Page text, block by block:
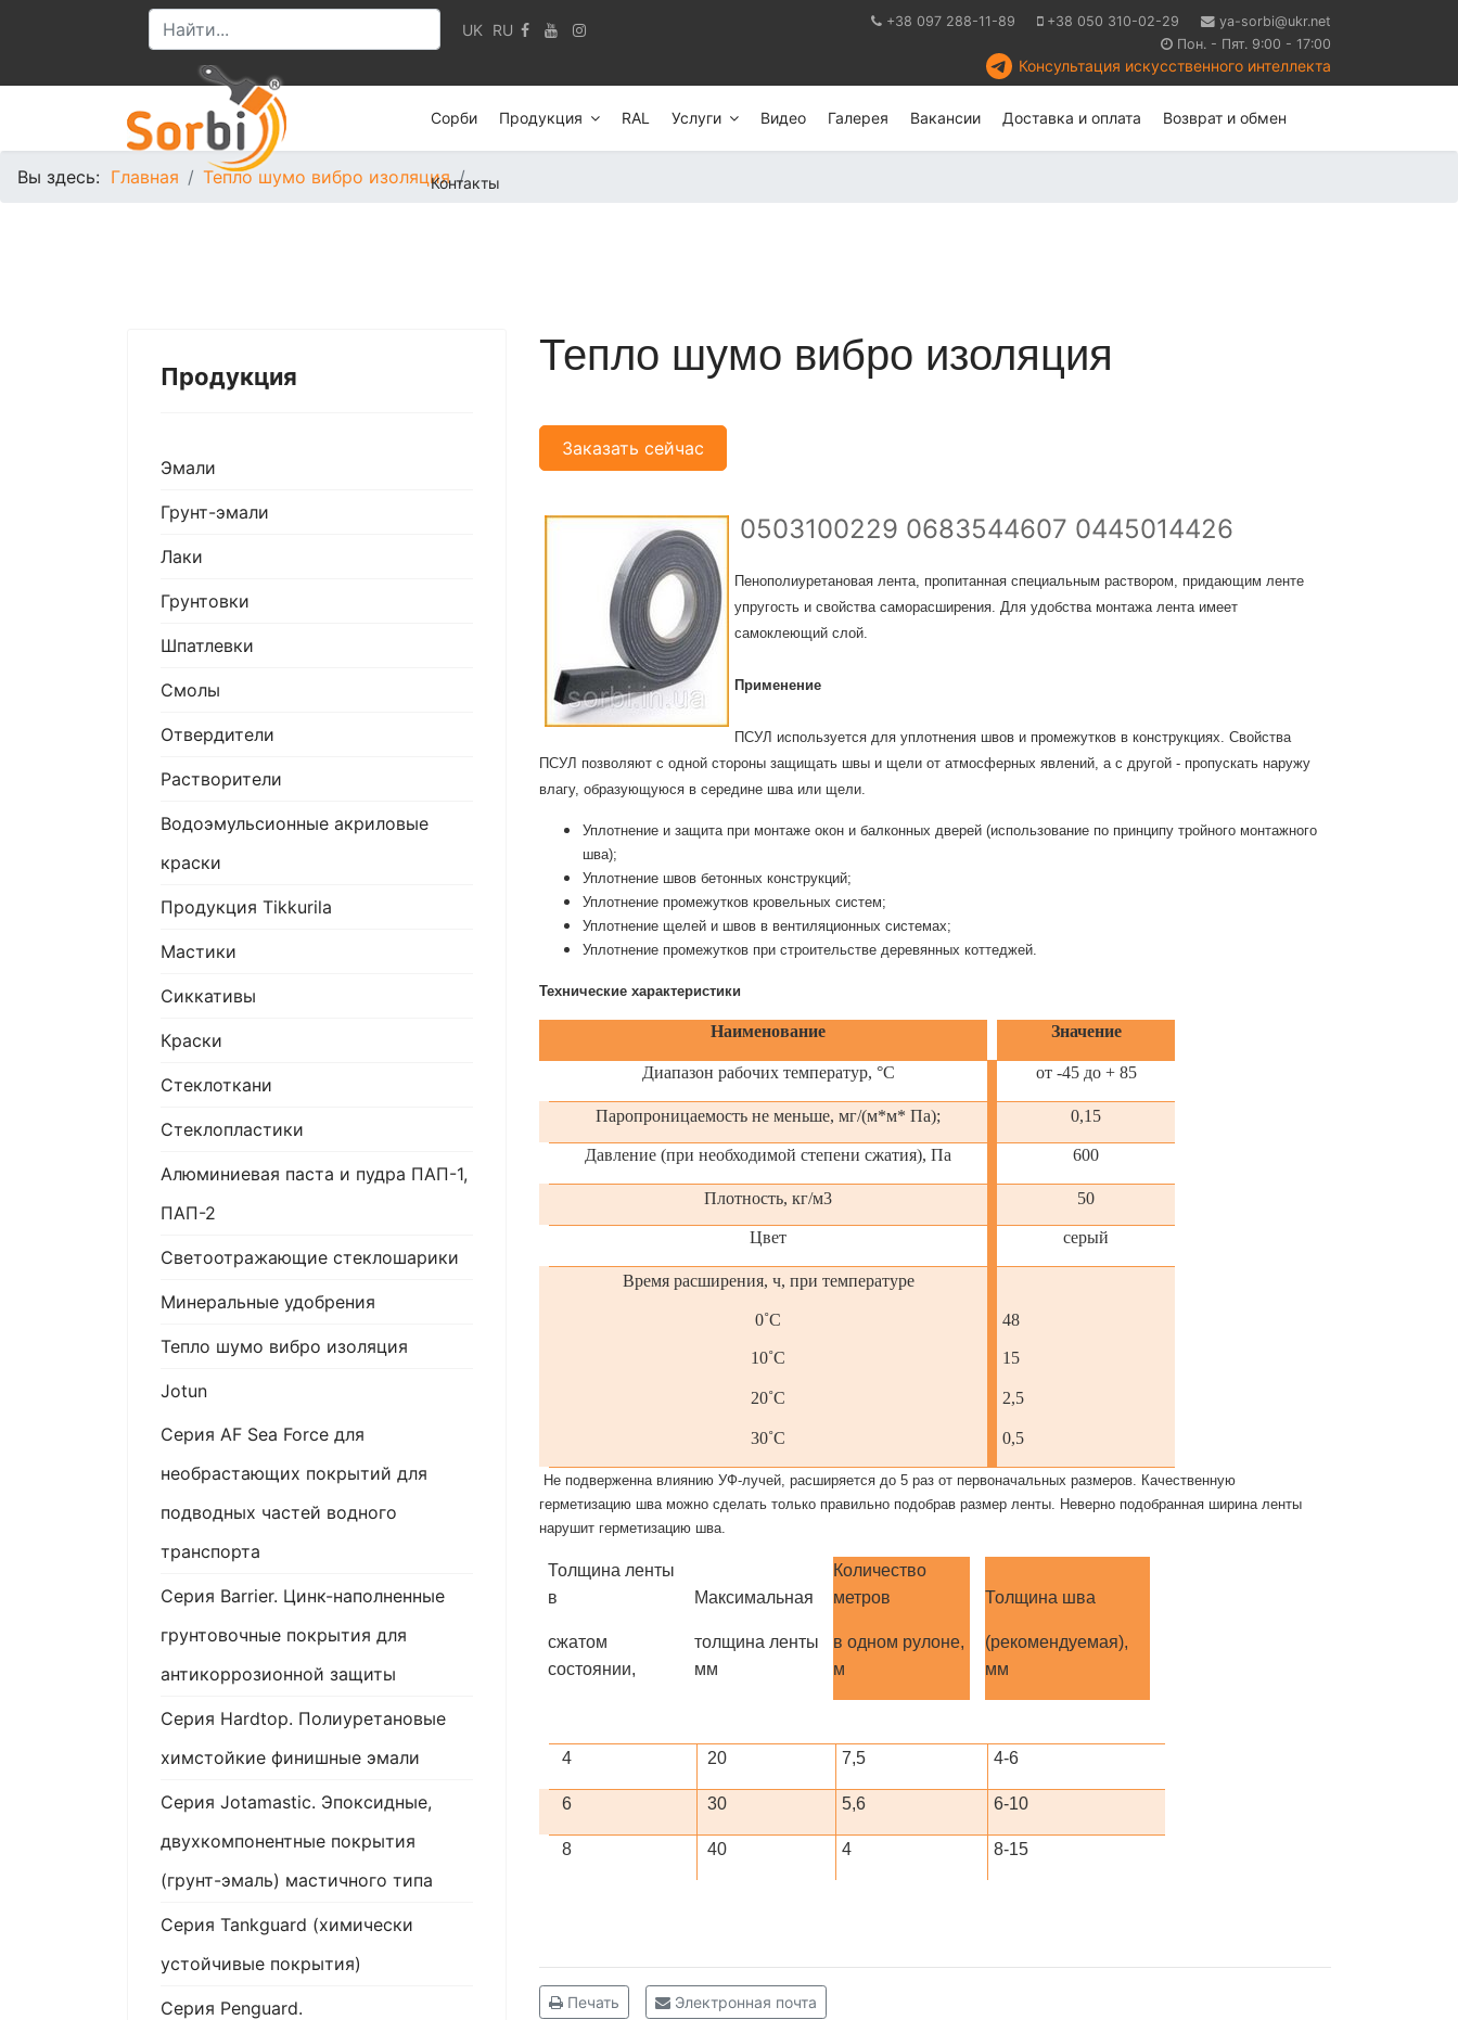
UK RU +38 097 288-11-89 +38 050 310-02-29
ya-sorbi@ukr.net
Пон. - Пят. 9:00 - 17:00
Консультация искусственного интеллекта
Сорби Продукция RAL Услуги Видео Галерея Вакансии Доставка и оплата Возврат и обмен
Контакты
Вы здесь: Главная Тепло шумо вибро изоляция
Продукция
Эмали
Грунт-эмали
Лаки
Грунтовки
Шпатлевки
Смолы
Отвердители
Растворители
Водоэмульсионные акриловые
краски
Продукция Tikkurila
Мастики
Сиккативы
Краски
Стеклоткани
Стеклопластики
Алюминиевая паста и пудра ПАП-1,
ПАП-2
Светоотражающие стеклошарики
Минеральные удобрения
Тепло шумо вибро изоляция
Jotun
Серия AF Sea Force для
необрастающих покрытий для
подводных частей водного
транспорта
Серия Barrier. Цинк-наполненные
грунтовочные покрытия для
антикоррозионной защиты
Серия Hardtop. Полиуретановые
химстойкие финишные эмали
Серия Jotamastic. Эпоксидные,
двухкомпонентные покрытия
(грунт-эмаль) мастичного типа
Серия Tankguard (химически
устойчивые покрытия)
Серия Penguard.
Тепло шумо вибро изоляция
Заказать сейчас
0503100229 0683544607 0445014426
Пенополиуретановая лента, пропитанная специальным раствором, придающим ленте
упругость и свойства саморасширения. Для удобства монтажа лента имеет
самоклеющий слой.
Применение
ПСУЛ используется для уплотнения швов и промежутков в конструкциях. Свойства
ПСУЛ позволяют с одной стороны защищать швы и щели от атмосферных явлений, а с другой - пропускать наружу
влагу, образующуюся в середине шва или щели.
Уплотнение и защита при монтаже окон и балконных дверей (использование по принципу тройного монтажного
шва);
Уплотнение швов бетонных конструкций;
Уплотнение промежутков кровельных систем;
Уплотнение щелей и швов в вентиляционных системах;
Уплотнение промежутков при строительстве деревянных коттеджей.
Технические характеристики
Наименование Значение
Диапазон рабочих температур, °С от -45 до + 85
Паропроницаемость не меньше, мг/(м*м* Па); 0,15
Давление (при необходимой степени сжатия), Па 600
Плотность, кг/м3 50
Цвет серый
Время расширения, ч, при температуре
0˚С 48
10˚С 15
20˚С 2,5
30˚С 0,5
Не подверженна влиянию УФ-лучей, расширяется до 5 раз от первоначальных размеров. Качественную
герметизацию шва можно сделать только правильно подобрав размер ленты. Неверно подобранная ширина ленты
нарушит герметизацию шва.
Толщина ленты
в
Максимальная
Количество
метров
Толщина шва
сжатом
состоянии,
толщина ленты
мм
в одном рулоне,
м
(рекомендуемая),
мм
4 20 7,5 4-6
6 30 5,6 6-10
8 40 4 8-15
Печать Электронная почта